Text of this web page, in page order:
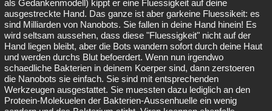
als Gedankenmodell) kippt er eine Fluessigkeit auf deine
ausgestreckte Hand. Das ganze ist aber garkeine Fluessikeit: es
sind Milliarden von Nanobots. Sie fallen in deine Hand hinein! Es
wird seltsam aussehen, dass diese "Fluessigkeit" nicht auf der
Hand liegen bleibt, aber die Bots wandern sofort durch deine Haut
und werden durchs Blut befoerdert. Wenn nun irgendwo
schaedliche Bakterien in deinem Koerper sind, dann zerstoeren
die Nanobots sie einfach. Sie sind mit entsprechenden
Werkzeugen ausgestattet. Sie muessten dazu lediglich an den
Proteein-Molekuelen der Bakterien-Aussenhuelle ein wenig